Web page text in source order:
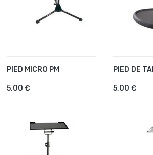
PIED MICRO PM
5,00 €
AJOUTER AU PANIER PIED DE
5,00 €